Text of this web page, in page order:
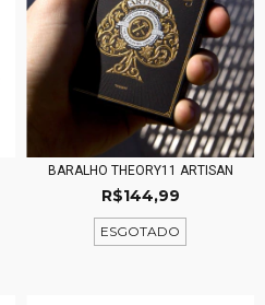
BARALHO THEORY11 ARTISAN
R$144,99
ESGOTADO